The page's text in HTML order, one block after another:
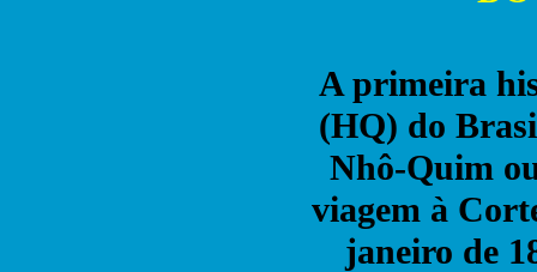
A primeira
(HQ) do
Nhô-Quim
viagem à
janeiro de